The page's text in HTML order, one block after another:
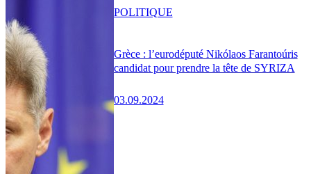
Grèce : l’eurodéputé Nikólaos Farantoúris
candidat pour prendre la tête de SYRIZA
03.09.2024
POLITIQUE